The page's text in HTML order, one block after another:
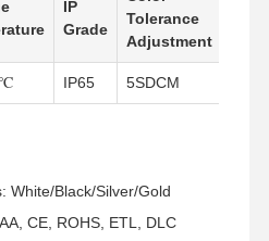
Notizie Tutti I Casi
IP
Grade
Tolerance
Adjustment
IP65 5SDCM
White/Black/Silver/Gold
CE, ROHS, ETL, DLC